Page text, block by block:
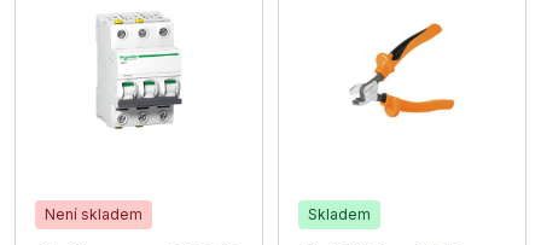
Není skladem Skladem